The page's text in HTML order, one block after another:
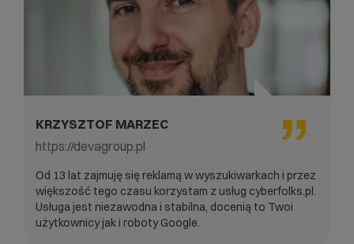
KRZYSZTOF MARZEC
https://devagroup.pl
Od 13 lat zajmuję się reklamą w wyszukiwarkach i przez
większość tego czasu korzystam z usług cyberfolks.pl.
Usługa jest niezawodna i stabilna, docenią to Twoi
użytkownicy jak i roboty Google.